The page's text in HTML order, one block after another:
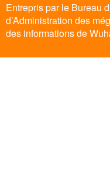
Entrepris par le Bureau
d’Administration des
des informations de